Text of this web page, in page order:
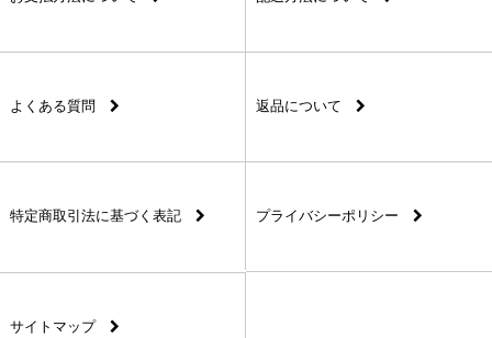
よくある質問 返品について
特定商取引法に基づく表記 プライバシーポリシー
サイトマップ